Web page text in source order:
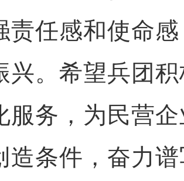
责任感和使命
兴。希望兵团
服务，为民营
造条件，奋力